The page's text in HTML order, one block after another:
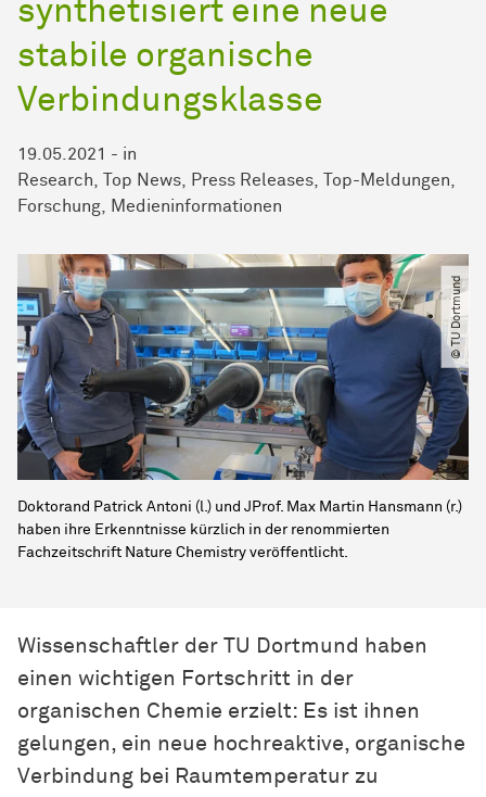
synthetisiert eine neue
stabile organische
Verbindungsklasse
19.05.2021 - in
Research
Top News Press Releases
Top-Meldungen
Forschung
Medieninformationen
© TU Dortmund
Doktorand Patrick Antoni (l.) und JProf. Max Martin Hansmann (r.)
haben ihre Erkenntnisse kürzlich in der renommierten
Fachzeitschrift Nature Chemistry veröffentlicht.
Wissenschaftler der TU Dortmund haben
einen wichtigen Fortschritt in der
organischen Chemie erzielt: Es ist ihnen
gelungen, ein neue hochreaktive, organische
Verbindung bei Raumtemperatur zu